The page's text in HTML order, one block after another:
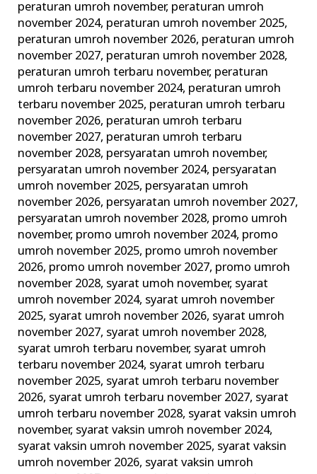
peraturan umroh november, peraturan umroh
november 2024, peraturan umroh november 2025,
peraturan umroh november 2026, peraturan umroh
november 2027, peraturan umroh november 2028,
peraturan umroh terbaru november, peraturan
umroh terbaru november 2024, peraturan umroh
terbaru november 2025, peraturan umroh terbaru
november 2026, peraturan umroh terbaru
november 2027, peraturan umroh terbaru
november 2028, persyaratan umroh november,
persyaratan umroh november 2024, persyaratan
umroh november 2025, persyaratan umroh
november 2026, persyaratan umroh november 2027,
persyaratan umroh november 2028, promo umroh
november, promo umroh november 2024, promo
umroh november 2025, promo umroh november
2026, promo umroh november 2027, promo umroh
november 2028, syarat umoh november, syarat
umroh november 2024, syarat umroh november
2025, syarat umroh november 2026, syarat umroh
november 2027, syarat umroh november 2028,
syarat umroh terbaru november, syarat umroh
terbaru november 2024, syarat umroh terbaru
november 2025, syarat umroh terbaru november
2026, syarat umroh terbaru november 2027, syarat
umroh terbaru november 2028, syarat vaksin umroh
november, syarat vaksin umroh november 2024,
syarat vaksin umroh november 2025, syarat vaksin
umroh november 2026, syarat vaksin umroh